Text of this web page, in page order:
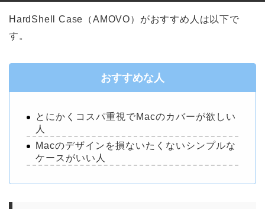
HardShell Case（AMOVO）がおすすめ人は以下で
す。
おすすめな人
とにかくコスパ重視でMacのカバーが欲しい
人
Macのデザインを損ないたくないシンプルな
ケースがいい人